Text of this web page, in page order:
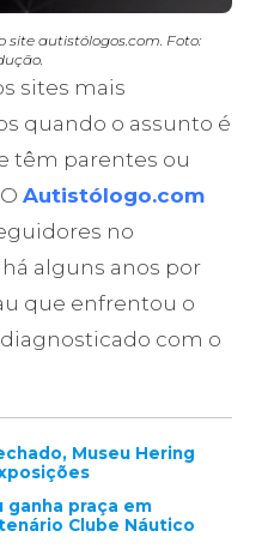
site autistólogos.com. Foto:
sites mais
quando o assunto é
têm parentes ou
Autistólogo.com
no
alguns anos por
que enfrentou o
com o
Museu Hering
ganha praça em
Clube Náutico